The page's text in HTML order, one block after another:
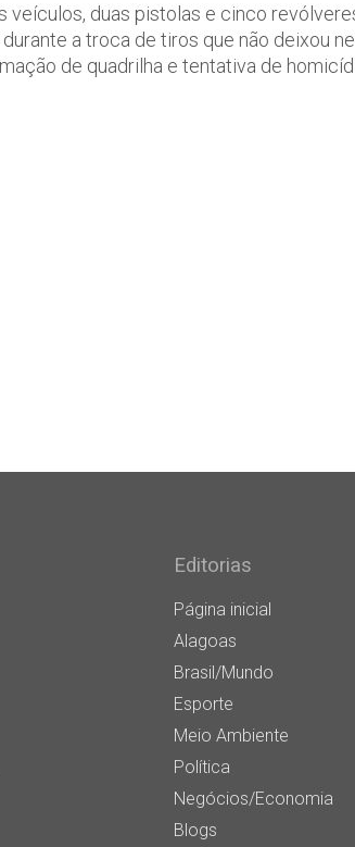
duas pistolas e cinco
a troca de tiros que não deixou
de quadrilha e tentativa de
Editorias
Página inicial
Alagoas
Brasil/Mundo
Esporte
Meio Ambiente
Política
Negócios/Economia
Blogs